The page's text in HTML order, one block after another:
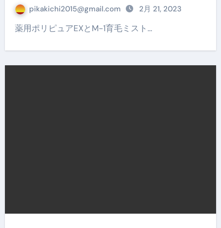
pikakichi2015@gmail.com 2月 21, 2023
薬用ポリピュアEXとM-1育毛ミスト…